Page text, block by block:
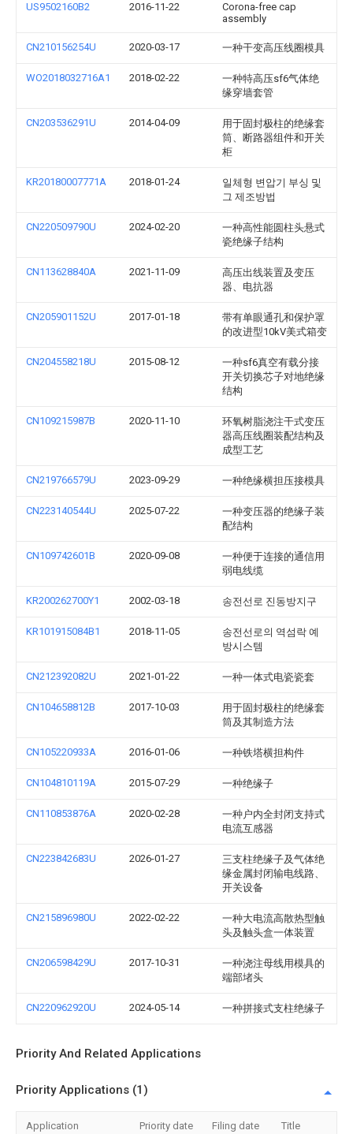
US9502160B2 2016-11-22
Corona-free cap
assembly
CN210156254U 2020-03-17 一种干变高压线圈模具
WO2018032716A1 2018-02-22
一种特高压sf6气体绝
缘穿墙套管
CN203536291U 2014-04-09
用于固封极柱的绝缘套
筒、断路器组件和开关
柜
KR20180007771A 2018-01-24
일체형 변압기 부싱 및
그 제조방법
CN220509790U 2024-02-20
一种高性能圆柱头悬式
瓷绝缘子结构
CN113628840A 2021-11-09
高压出线装置及变压
器、电抗器
CN205901152U 2017-01-18
带有单眼通孔和保护罩
的改进型10kV美式箱变
CN204558218U 2015-08-12
一种sf6真空有载分接
开关切换芯子对地绝缘
结构
CN109215987B 2020-11-10
环氧树脂浇注干式变压
器高压线圈装配结构及
成型工艺
CN219766579U 2023-09-29 一种绝缘横担压接模具
CN223140544U 2025-07-22
一种变压器的绝缘子装
配结构
CN109742601B 2020-09-08
一种便于连接的通信用
弱电线缆
KR200262700Y1 2002-03-18 송전선로 진동방지구
KR101915084B1 2018-11-05
송전선로의 역섬락 예
방시스템
CN212392082U 2021-01-22 一种一体式电瓷瓷套
CN104658812B 2017-10-03
用于固封极柱的绝缘套
筒及其制造方法
CN105220933A 2016-01-06 一种铁塔横担构件
CN104810119A 2015-07-29 一种绝缘子
CN110853876A 2020-02-28
一种户内全封闭支持式
电流互感器
CN223842683U 2026-01-27
三支柱绝缘子及气体绝
缘金属封闭输电线路、
开关设备
CN215896980U 2022-02-22
一种大电流高散热型触
头及触头盒一体装置
CN206598429U 2017-10-31
一种浇注母线用模具的
端部堵头
CN220962920U 2024-05-14 一种拼接式支柱绝缘子
Priority And Related Applications
Priority Applications (1)
Application Priority date Filing date Title